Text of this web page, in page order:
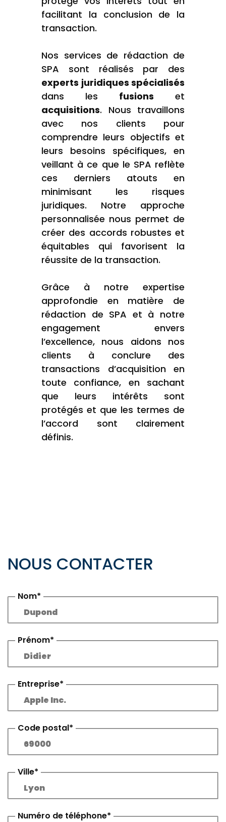
facilitant la conclusion de la
transaction.
Nos services de rédaction de
SPA sont réalisés par des
experts juridiques spécialisés
dans les fusions et
acquisitions. Nous travaillons
avec nos clients pour
comprendre leurs objectifs et
leurs besoins spécifiques, en
veillant à ce que le SPA reflète
ces derniers atouts en
minimisant les risques
juridiques. Notre approche
personnalisée nous permet de
créer des accords robustes et
équitables qui favorisent la
réussite de la transaction.
Grâce à notre expertise
approfondie en matière de
rédaction de SPA et à notre
engagement envers
l’excellence, nous aidons nos
clients à conclure des
transactions d’acquisition en
toute confiance, en sachant
que leurs intérêts sont
protégés et que les termes de
l’accord sont clairement
définis.
NOUS CONTACTER
Nom*
Prénom*
Entreprise*
Code postal*
Ville*
Numéro de téléphone*